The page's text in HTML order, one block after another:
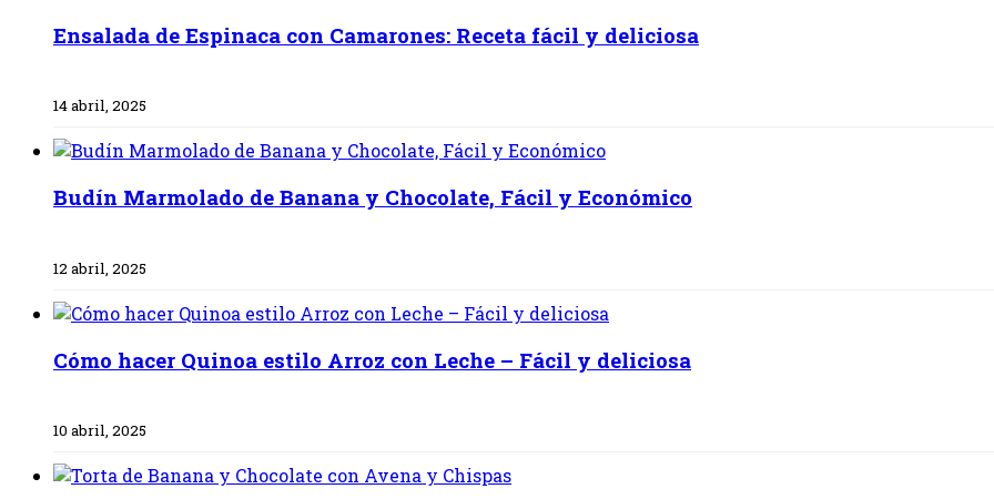
Ensalada de Espinaca con Camarones: Receta fácil y deliciosa
14 abril, 2025
Budín Marmolado de Banana y Chocolate, Fácil y Económico
12 abril, 2025
Cómo hacer Quinoa estilo Arroz con Leche – Fácil y deliciosa
10 abril, 2025